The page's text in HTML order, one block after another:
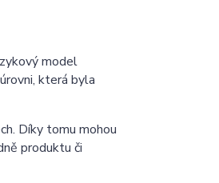
model
která byla
Díky tomu mohou
produktu či